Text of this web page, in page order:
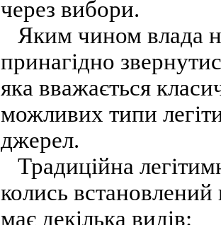
через вибори.
Яким чином влада
принагідно
яка вважається
можливих типи
джерел.
Традиційна
колись
має декілька видів: